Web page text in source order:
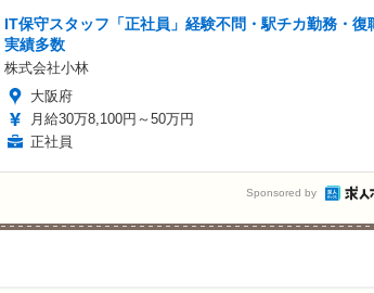
IT保守スタッフ「正社員」経験不問・駅チカ勤務・復
実績多数
株式会社小林
大阪府
月給30万8,100円～50万円
正社員
Sponsored by